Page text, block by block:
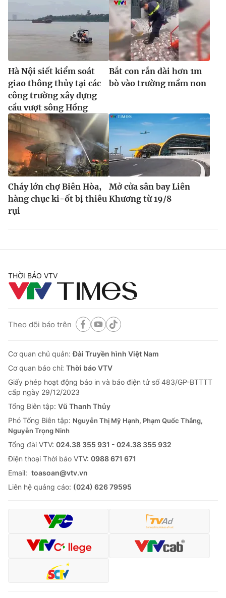
Hà Nội siết kiểm soát
giao thông thủy tại các
công trường xây dựng
cầu vượt sông Hồng
Bắt con rắn dài hơn 1m
bò vào trường mầm non
Cháy lớn chợ Biên Hòa,
hàng chục ki-ốt bị thiêu
rụi
Mở cửa sân bay Liên
Khương từ 19/8
THỜI BÁO VTV
Theo dõi báo trên
Cơ quan chủ quản:Đài Truyền hình Việt Nam
Cơ quan báo chí: Thời báo VTV
Giấy phép hoạt động báo in và báo điện tử số 483/GP-BTTTT
cấp ngày 29/12/2023
Tổng Biên tập: Vũ Thanh Thủy
Phó Tổng Biên tập: Nguyễn Thị Mỹ Hạnh, Phạm Quốc Thắng,
Nguyễn Trọng Ninh
Tổng đài VTV: 024.38 355 931 - 024.38 355 932
Ðiện thoại Thời báo VTV: 0988 671 671
Email: toasoan@vtv.vn
Liên hệ quảng cáo: (024) 626 79595